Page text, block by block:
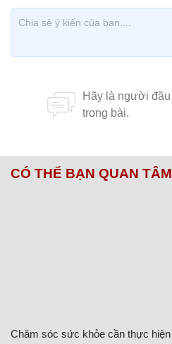
CÓ THỂ BẠN QUAN TÂM
Chăm sóc sức khỏe cần thực hiện